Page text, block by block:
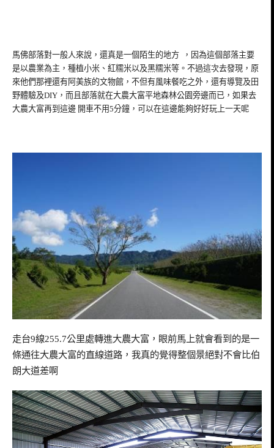
馬佛部落對一般人來說，還真是一個陌生的地方
，因為這個部落主要
是以農業為主，種植小米、紅糯米以及黑糯米等。不過這次去發現，原
來他們那裡還有阿美族的文物館，不但有風味餐吃之外，還有導覽及田
野體驗及DIY ，而且部落就在大農大富平地森林公園旁邊而已，如果去
大農大富再到這邊 開車不用5分鐘，可以在這邊能夠好好玩上一天呢
走台9線255.7公里處轉進大農大富，眼前馬上就會看到的是一
條通往大農大富的直線道路，我真的覺得整個景絕對不會比伯
朗大道差啊